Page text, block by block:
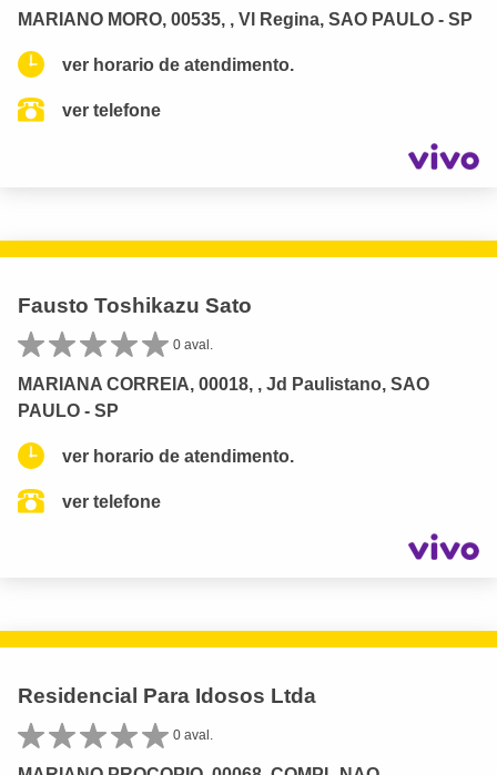
MARIANO MORO, 00535, , Vl Regina, SAO PAULO - SP
ver horario de atendimento.
ver telefone
Fausto Toshikazu Sato
0 aval.
MARIANA CORREIA, 00018, , Jd Paulistano, SAO
PAULO - SP
ver horario de atendimento.
ver telefone
Residencial Para Idosos Ltda
0 aval.